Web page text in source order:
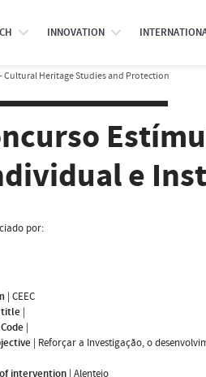
INNOVATION
- Cultural Heritage Studies and Protection
e
por:
| CEEC
title |
|
| Reforçar a Investigação, o
intervention | Alentejo